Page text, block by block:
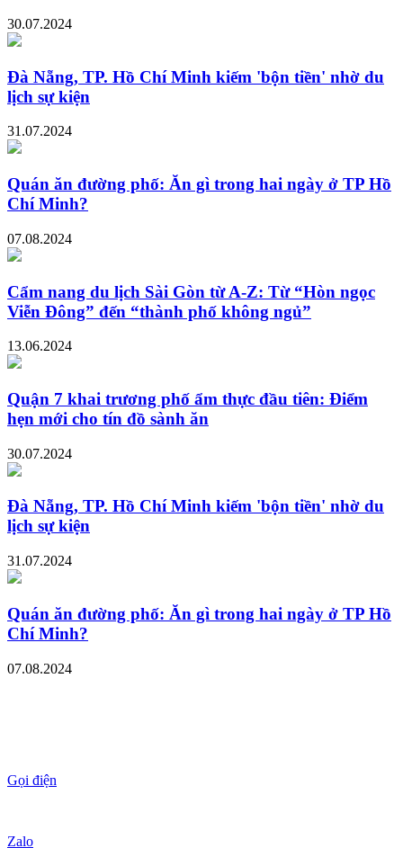
30.07.2024
Đà Nẵng, TP. Hồ Chí Minh kiếm 'bộn tiền' nhờ du
lịch sự kiện
31.07.2024
Quán ăn đường phố: Ăn gì trong hai ngày ở TP Hồ
Chí Minh?
07.08.2024
Cẩm nang du lịch Sài Gòn từ A-Z: Từ “Hòn ngọc
Viễn Đông” đến “thành phố không ngủ”
13.06.2024
Quận 7 khai trương phố ẩm thực đầu tiên: Điểm
hẹn mới cho tín đồ sành ăn
30.07.2024
Đà Nẵng, TP. Hồ Chí Minh kiếm 'bộn tiền' nhờ du
lịch sự kiện
31.07.2024
Quán ăn đường phố: Ăn gì trong hai ngày ở TP Hồ
Chí Minh?
07.08.2024
Gọi điện
Zalo